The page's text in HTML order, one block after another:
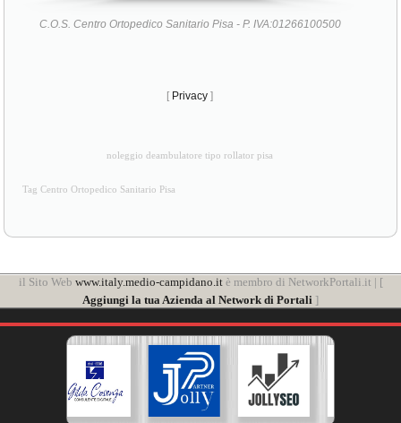
C.O.S. Centro Ortopedico Sanitario Pisa - P. IVA:01266100500
[ Privacy ]
noleggio deambulatore tipo rollator pisa
Tag Centro Ortopedico Sanitario Pisa
il Sito Web www.italy.medio-campidano.itè membro di NetworkPortali.it | [
Aggiungi la tua Azienda al Network di Portali ]